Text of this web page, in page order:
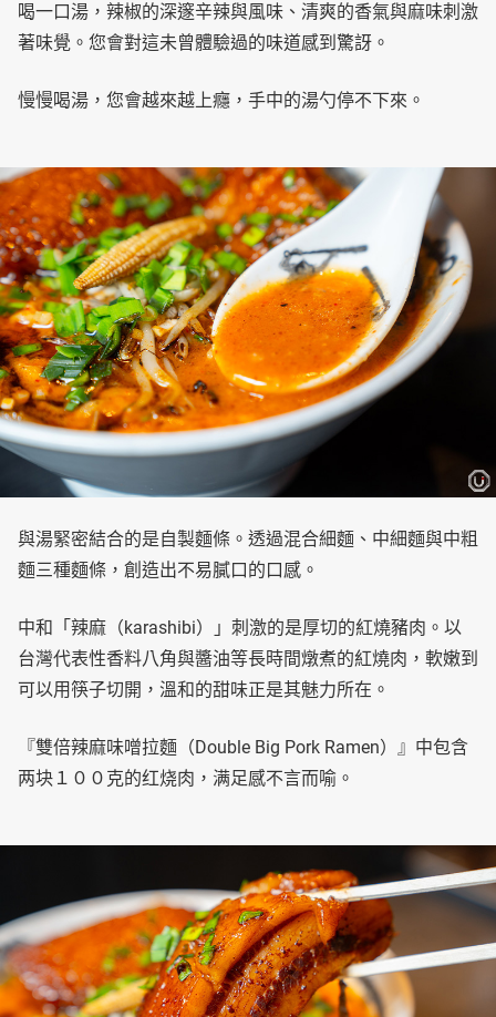
喝一口湯，辣椒的深邃辛辣與風味、清爽的香氣與麻味刺激
著味覺。您會對這未曾體驗過的味道感到驚訝。
慢慢喝湯，您會越來越上癮，手中的湯勺停不下來。
與湯緊密結合的是自製麵條。透過混合細麵、中細麵與中粗
麵三種麵條，創造出不易膩口的口感。
中和「辣麻（karashibi）」刺激的是厚切的紅燒豬肉。以
台灣代表性香料八角與醬油等長時間燉煮的紅燒肉，軟嫩到
可以用筷子切開，溫和的甜味正是其魅力所在。
『雙倍辣麻味噌拉麵（Double Big Pork Ramen）』中包含
两块１００克的红烧肉，满足感不言而喻。